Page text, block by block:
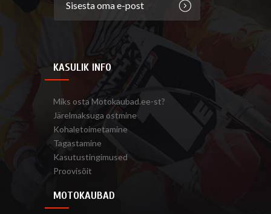
KASULIK INFO
Miks osta Motokaubad.ee-st?
Järelmaksuga ostmine
Kohaletoimetamine
Tagastamine
Kasutustingimused
Proovisõit
MOTOKAUBAD